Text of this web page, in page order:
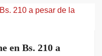
en Bs. 210 a